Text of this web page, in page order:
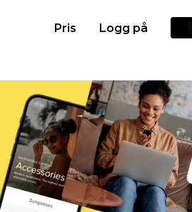
Pris Logg på